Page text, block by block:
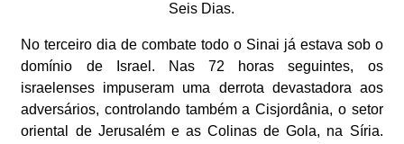
Seis Dias.
No terceiro dia de combate todo o Sinai já estava sob o
domínio de Israel. Nas 72 horas seguintes, os
israelenses impuseram uma derrota devastadora aos
adversários, controlando também a Cisjordânia, o setor
oriental de Jerusalém e as Colinas de Gola, na Síria.